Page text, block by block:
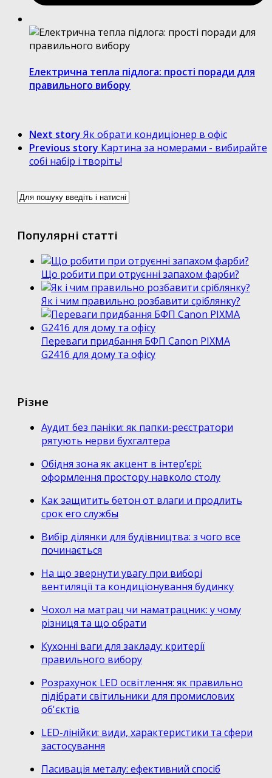
Електрична тепла підлога: прості поради для
правильного вибору
Next story Як обрати кондиціонер в офіс
Previous story Картина за номерами - вибирайте
собі набір і творіть!
Популярні статті
Що робити при отруєнні запахом фарби?
Як і чим правильно розбавити сріблянку?
Переваги придбання БФП Canon PIXMA
G2416 для дому та офісу
Різне
Аудит без паніки: як папки-реєстратори
рятують нерви бухгалтера
Обідня зона як акцент в інтер’єрі:
оформлення простору навколо столу
Как защитить бетон от влаги и продлить
срок его службы
Вибір ділянки для будівництва: з чого все
починається
На що звернути увагу при виборі
вентиляції та кондиціонування будинку
Чохол на матрац чи наматрацник: у чому
різниця та що обрати
Кухонні ваги для закладу: критерії
правильного вибору
Розрахунок LED освітлення: як правильно
підібрати світильники для промислових
об'єктів
LED-лінійки: види, характеристики та сфери
застосування
Пасивація металу: ефективний спосіб